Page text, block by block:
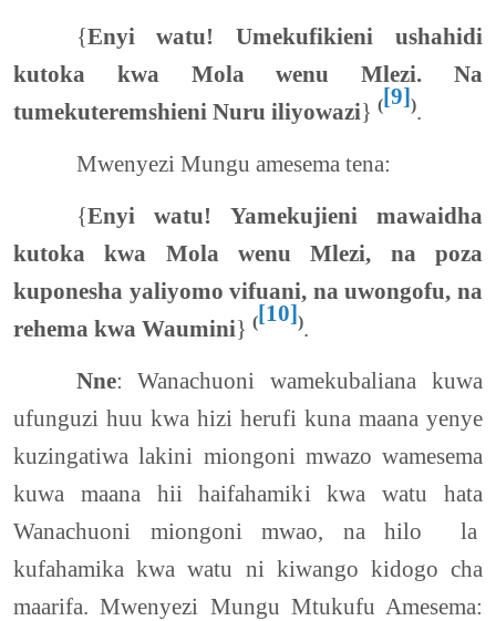
{Enyi watu! Umekufikieni ushahidi
kutoka kwa Mola wenu Mlezi. Na
tumekuteremshieni Nuru iliyowazi} ([9]).
Mwenyezi Mungu amesema tena:
{Enyi watu! Yamekujieni mawaidha
kutoka kwa Mola wenu Mlezi, na poza
kuponesha yaliyomo vifuani, na uwongofu, na
rehema kwa Waumini} ([10]).
Nne: Wanachuoni wamekubaliana kuwa
ufunguzi huu kwa hizi herufi kuna maana yenye
kuzingatiwa lakini miongoni mwazo wamesema
kuwa maana hii haifahamiki kwa watu hata
Wanachuoni miongoni mwao, na hilo la
kufahamika kwa watu ni kiwango kidogo cha
maarifa. Mwenyezi Mungu Mtukufu Amesema: